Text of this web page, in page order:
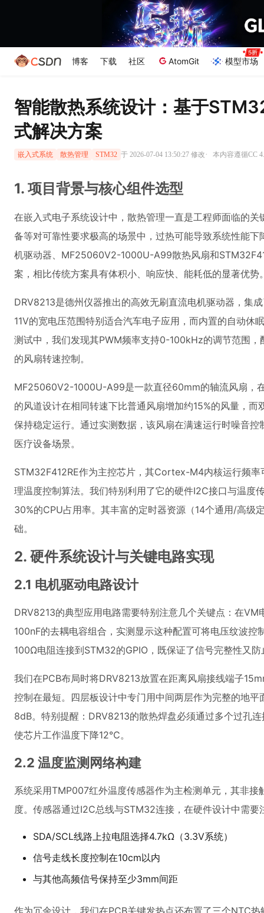
博客 下载 社区 AtomGit 模型市场
智能散热系统设计：基于
式解决方案
嵌入式系统 散热管理 STM32 于 2026-07-04 13:50:27 修改· 本内容遵循CC
1. 项目背景与核心组件选型
在嵌入式电子系统设计中，散热管理一直是工程师面临的
备等对可靠性要求极高的场景中，过热可能导致系统性能
机驱动器、MF25060V2-1000U-A99散热风扇和
案，相比传统方案具有体积小、响应快、能耗低的显著优势
DRV8213是德州仪器推出的高效无刷直流电机驱动器，集
11V的宽电压范围特别适合汽车电子应用，而内置的自动休
测试中，我们发现其PWM频率支持0-100kHz的调节范围
的风扇转速控制。
MF25060V2-1000U-A99是一款直径60mm的轴流风扇，
的风道设计在相同转速下比普通风扇增加约15%的风量，
保持稳定运行。通过实测数据，该风扇在满速运行时噪音
医疗设备场景。
STM32F412RE作为主控芯片，其Cortex-M4内核运行频
理温度控制算法。我们特别利用了它的硬件I2C接口与温度
30%的CPU占用率。其丰富的定时器资源（14个通用/高级
础。
2. 硬件系统设计与关键电路实现
2.1 电机驱动电路设计
DRV8213的典型应用电路需要特别注意几个关键点：在
100nF的去耦电容组合，实测显示这种配置可将电压纹波
100Ω电阻连接到STM32的GPIO，既保证了信号完整性又防
我们在PCB布局时将DRV8213放置在距离风扇接线端子
控制在最短。四层板设计中专门用中间两层作为完整的地
8dB。特别提醒：DRV8213的散热焊盘必须通过多个过孔
使芯片工作温度下降12℃。
2.2 温度监测网络构建
系统采用TMP007红外温度传感器作为主检测单元，其非
度。传感器通过I2C总线与STM32连接，在硬件设计中需要
SDA/SCL线路上拉电阻选择4.7kΩ（3.3V系统）
信号走线长度控制在10cm以内
与其他高频信号保持至少3mm间距
作为冗余设计，我们在PCB关键发热点还布置了三个NTC